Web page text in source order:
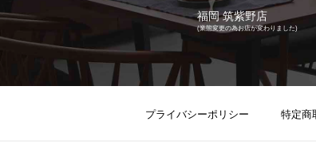
福岡 筑紫野店
(業態変更の為お店が変わりました)
プライバシーポリシー 特定商